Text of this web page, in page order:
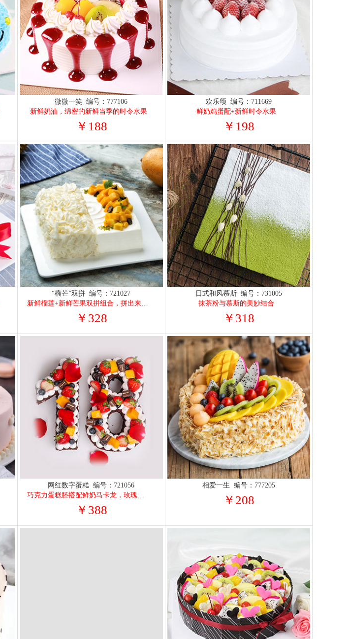
微微一笑 编号：777106
新鲜奶油，绵密的新鲜当季的时令水果
￥188
欢乐颂 编号：711669
鲜奶鸡蛋配+新鲜时令水果
￥198
“榴芒”双拼 编号：721027
新鲜榴莲+新鲜芒果双拼组合，拼出来的与众
￥328
日式和风慕斯 编号：731005
抹茶粉与慕斯的美妙结合
￥318
网红数字蛋糕 编号：721056
巧克力蛋糕胚搭配鲜奶马卡龙，玫瑰花瓣点缀
￥388
相爱一生 编号：777205
￥208